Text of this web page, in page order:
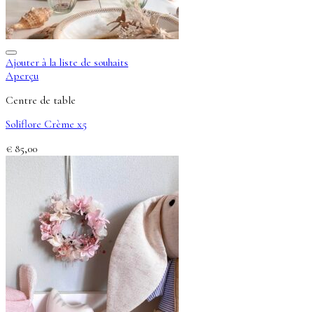
Ajouter à la liste de souhaits
Aperçu
Centre de table
Soliflore Crème x5
€ 85,00